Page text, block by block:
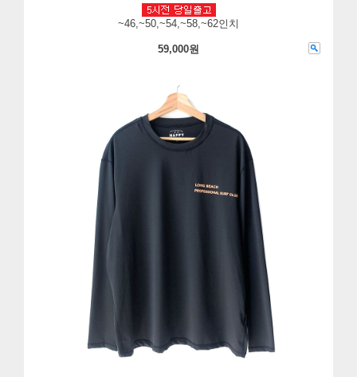
~46,~50,~54,~58,~62인치
59,000원